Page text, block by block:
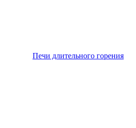
Печи длительного горения